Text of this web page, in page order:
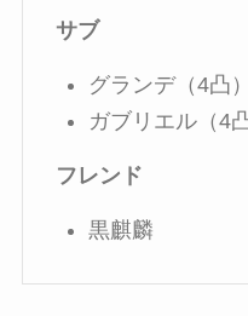
サブ
グランデ（4凸）
ガブリエル（4凸
フレンド
黒麒麟